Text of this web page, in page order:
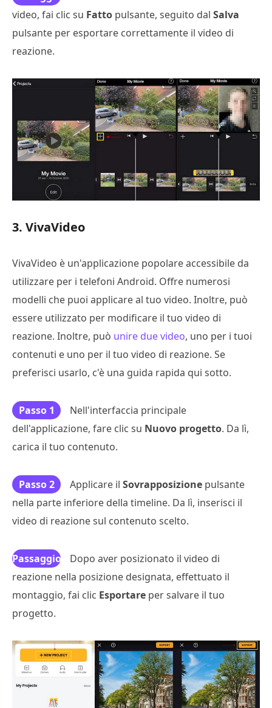
3
video, fai clic su Fatto pulsante, seguito dal Salva
pulsante per esportare correttamente il video di
reazione.
3. VivaVideo
VivaVideo è un'applicazione popolare accessibile da
utilizzare per i telefoni Android. Offre numerosi
modelli che puoi applicare al tuo video. Inoltre, può
essere utilizzato per modificare il tuo video di
reazione. Inoltre, può unire due video, uno per i tuoi
contenuti e uno per il tuo video di reazione. Se
preferisci usarlo, c'è una guida rapida qui sotto.
Passo 1
Nell'interfaccia principale
dell'applicazione, fare clic su Nuovo progetto. Da lì,
carica il tuo contenuto.
Passo 2 Applicare il Sovrapposizione pulsante
nella parte inferiore della timeline. Da lì, inserisci il
video di reazione sul contenuto scelto.
Passaggio
3
Dopo aver posizionato il video di
reazione nella posizione designata, effettuato il
montaggio, fai clic Esportare per salvare il tuo
progetto.